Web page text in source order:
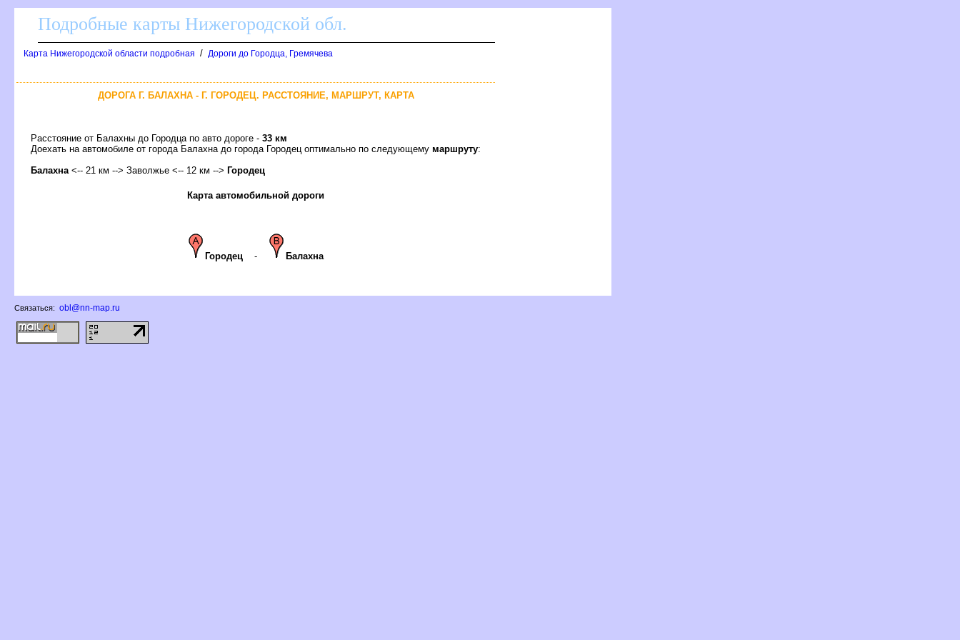
Подробные карты Нижегородской обл.
Карта Нижегородской области подробная / Дороги до Городца, Гремячева
ДОРОГА Г. БАЛАХНА - Г. ГОРОДЕЦ. РАССТОЯНИЕ, МАРШРУТ, КАРТА
Расстояние от Балахны до Городца по авто дороге - 33 км
Доехать на автомобиле от города Балахна до города Городец оптимально по следующему маршруту:
Балахна <-- 21 км --> Заволжье <-- 12 км --> Городец
Карта автомобильной дороги
Городец - Балахна
Связаться: obl@nn-map.ru